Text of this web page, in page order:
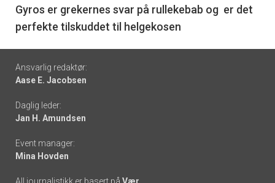
6
Gyros er grekernes svar på rullekebab og er det
perfekte tilskuddet til helgekosen
Footer
-
links
Ansvarlig redaktør:
Aase E. Jacobsen
Daglig leder:
Jan H. Amundsen
Event manager:
Mina Hovden